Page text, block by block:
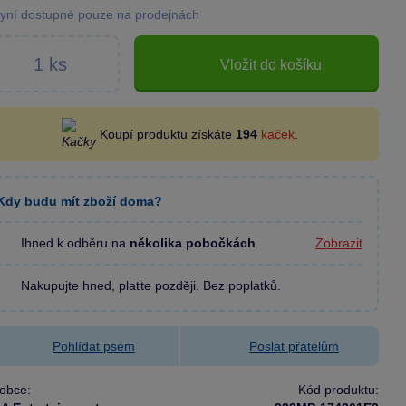
dostupné pouze na prodejnách
Vložit do košíku
Koupí produktu získáte 194 kaček.
budu mít zboží doma?
Ihned k odběru na několika pobočkách Zobrazit
Nakupujte hned, plaťte později. Bez poplatků.
Pohlídat psem Poslat přátelům
Kód produktu: